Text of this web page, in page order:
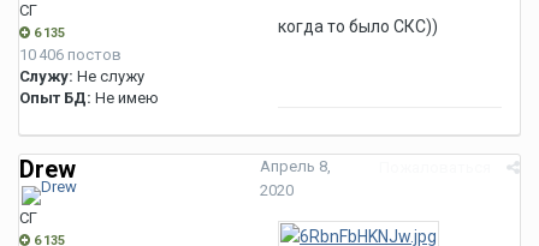
СГ
6 135
10 406 постов
Служу: Не служу
Опыт БД: Не имею
когда то было СКС))
Drew
СГ
6 135
Апрель 8,
2020